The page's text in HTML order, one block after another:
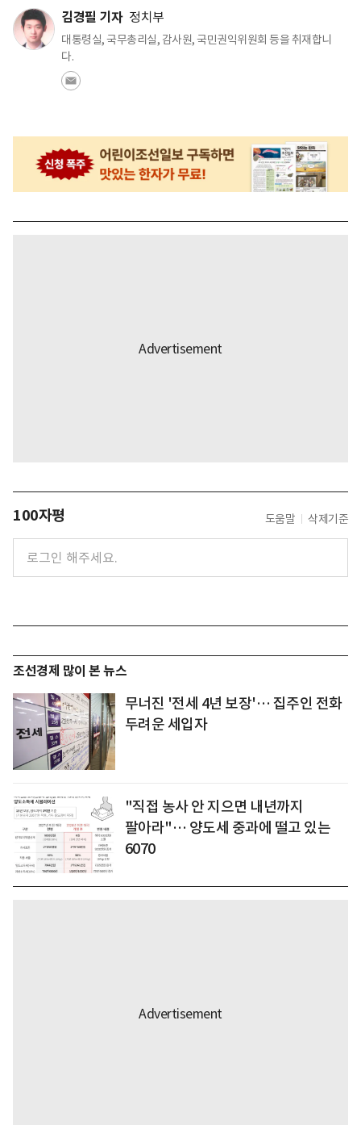
김경필 기자 정치부
대통령실, 국무총리실, 감사원, 국민권익위원회 등을 취재합니
다.
100자평 도움말 삭제기준
조선경제 많이 본 뉴스
무너진 '전세 4년 보장'… 집주인 전화
두려운 세입자
"직접 농사 안 지으면 내년까지
팔아라"… 양도세 중과에 떨고 있는
6070